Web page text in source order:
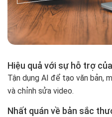
Hiệu quả với sự hỗ trợ
Tận dụng AI để tạo văn bản,
và chỉnh sửa video.
Nhất quán về bản sắc